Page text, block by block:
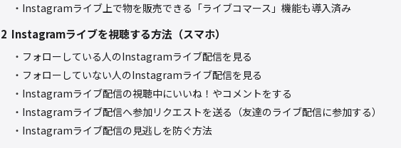
Instagramライブ上で物を販売できる「ライブコマース」機能も導入済み
2 Instagramライブを視聴する方法（スマホ）
フォローしている人のInstagramライブ配信を見る
フォローしていない人のInstagramライブ配信を見る
Instagramライブ配信の視聴中にいいね！やコメントをする
Instagramライブ配信へ参加リクエストを送る（友達のライブ配信に参加する）
Instagramライブ配信の見逃しを防ぐ方法